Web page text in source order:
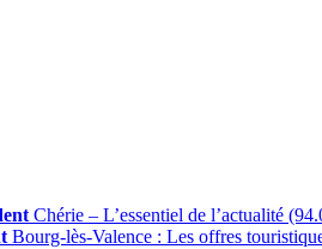
Chérie – L’essentiel de l’actualité
Bourg-lès-Valence : Les offres